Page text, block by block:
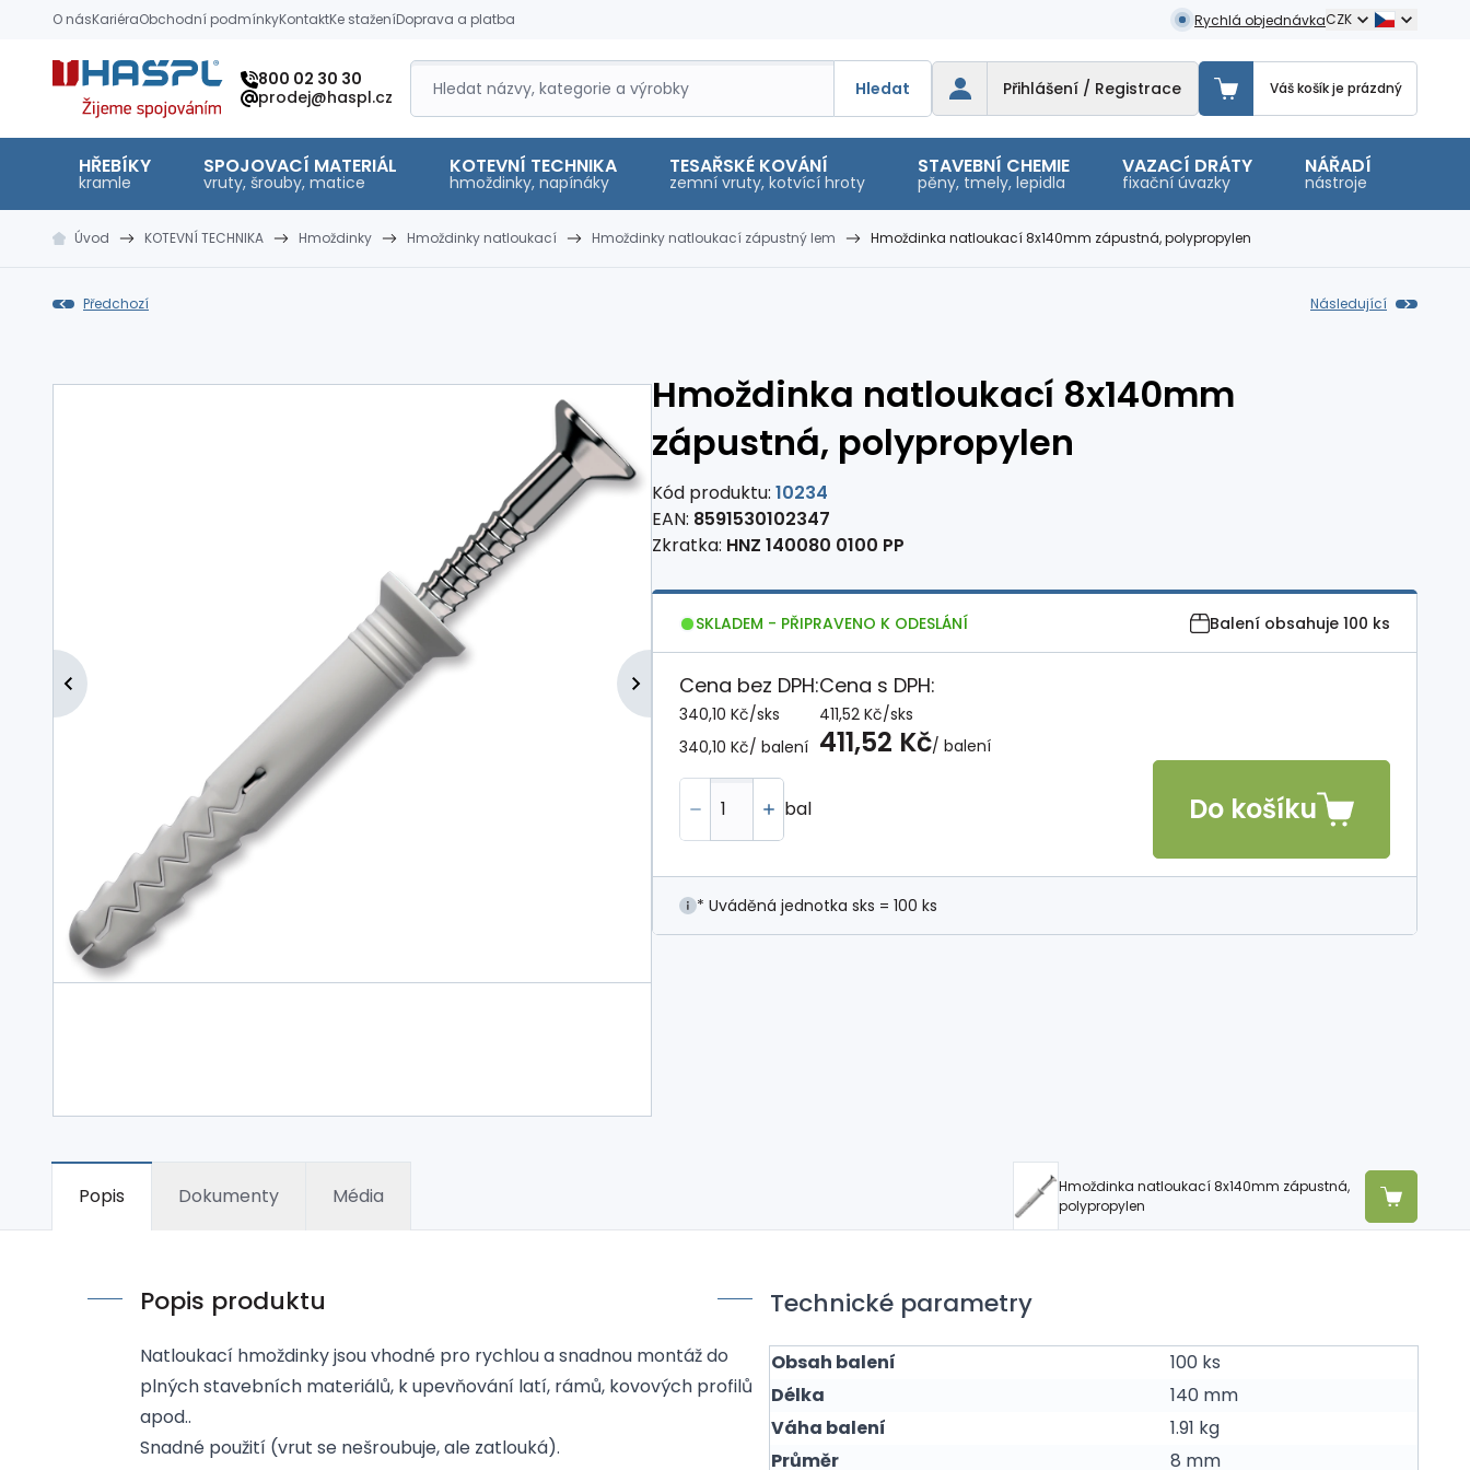
O násKariéraObchodní podmínkyKontaktKe staženíDoprava a platba Rychlá objednávkaCZK
Hašpl
800 02 30 30
prodej@haspl.cz
Hledat Přihlášení / Registrace Váš košík je prázdný
HŘEBÍKY
kramle
SPOJOVACÍ MATERIÁL
vruty, šrouby, matice
KOTEVNÍ TECHNIKA
hmoždinky, napínáky
TESAŘSKÉ KOVÁNÍ
zemní vruty, kotvící hroty
STAVEBNÍ CHEMIE
pěny, tmely, lepidla
VAZACÍ DRÁTY
fixační úvazky
NÁŘADÍ
nástroje
Úvod KOTEVNÍ TECHNIKA Hmoždinky Hmoždinky natloukací Hmoždinky natloukací zápustný lem Hmoždinka natloukací 8x140mm zápustná, polypropylen
Předchozí Následující
Hmoždinka natloukací 8x140mm
zápustná, polypropylen
Kód produktu: 10234
EAN: 8591530102347
Zkratka: HNZ 140080 0100 PP
SKLADEM - PŘIPRAVENO K ODESLÁNÍ Balení obsahuje 100 ks
Cena bez DPH:
340,10 Kč/sks
340,10 Kč/ balení
Cena s DPH:
411,52 Kč/sks
411,52 Kč/ balení
bal Do košíku
* Uváděná jednotka sks = 100 ks
Popis Dokumenty Média
Hmoždinka natloukací 8x140mm zápustná,
polypropylen
Popis produktu
Natloukací hmoždinky jsou vhodné pro rychlou a snadnou montáž do
plných stavebních materiálů, k upevňování latí, rámů, kovových profilů
apod..
Snadné použití (vrut se nešroubuje, ale zatlouká).
Technické parametry
Obsah balení
100 ks
Délka
140 mm
Váha balení
1.91 kg
Průměr
8 mm